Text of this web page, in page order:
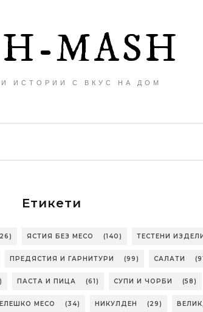
MASH
ИСТОРИИ С ВКУС НА ДОМ
Етикети
ЯСТИЯ БЕЗ МЕСО (140) ТЕСТЕНИ
ПРЕДЯСТИЯ И ГАРНИТУРИ (99) САЛАТИ
ПАСТА И ПИЦА (61) СУПИ И ЧОРБИ (58)
МЕСО (34) НИКУЛДЕН (29)